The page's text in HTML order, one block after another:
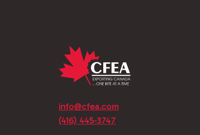
info@cfea.com
(416) 445-3747